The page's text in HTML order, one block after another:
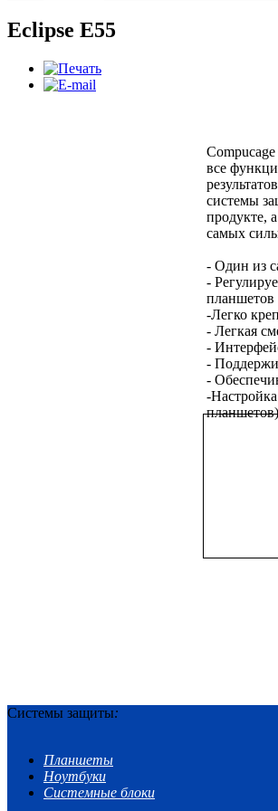
Eclipse E55
все
системы
продукте,
самых
- Один из
-
планшетов
-Легко
- Легкая
-
-
-
-
планшетов)
Системы защиты:
Планшеты
Ноутбуки
Системные блоки